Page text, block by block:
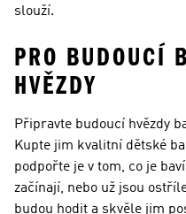
slouží.
PRO BUDOUCÍ
HVĚZDY
Připravte budoucí hvězdy
Kupte jim kvalitní dětské
podpořte je v tom, co je
začínají, nebo už jsou
budou hodit a skvěle jim